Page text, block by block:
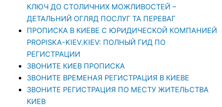
КЛЮЧ ДО СТОЛИЧНИХ МОЖЛИВОСТЕЙ –
ДЕТАЛЬНИЙ ОГЛЯД ПОСЛУГ ТА ПЕРЕВАГ
ПРОПИСКА В КИЕВЕ С ЮРИДИЧЕСКОЙ КОМПАНИЕЙ
PROPISKA-KIEV.KIEV: ПОЛНЫЙ ГИД ПО
РЕГИСТРАЦИИ
ЗВОНИТЕ КИЕВ ПРОПИСКА
ЗВОНИТЕ ВРЕМЕНАЯ РЕГИСТРАЦИЯ В КИЕВЕ
ЗВОНИТЕ РЕГИСТРАЦИЯ ПО МЕСТУ ЖИТЕЛЬСТВА
КИЕВ